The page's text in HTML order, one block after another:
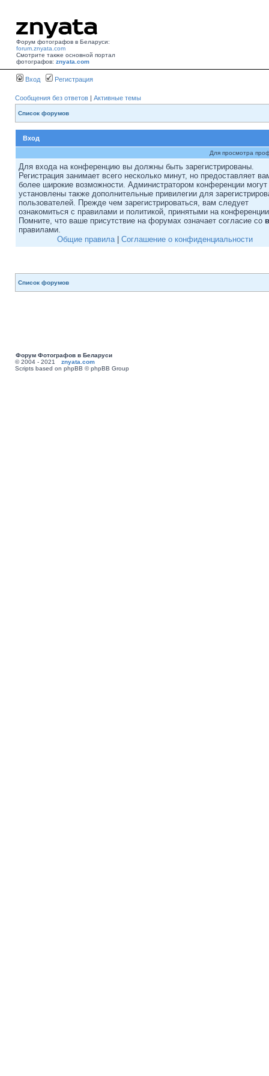
Форум фотографов в Беларуси:
forum.znyata.com
Смотрите также основной портал
фотографов: znyata.com
Вход Регистрация
Сообщения без ответов | Активные темы
Список форумов
Вход
Для просмотра
Для входа на конференцию вы должны быть зарегистрированы.
Регистрация занимает всего несколько минут, но предоставляет
более широкие возможности. Администратором конференции
установлены также дополнительные привилегии для
пользователей. Прежде чем зарегистрироваться, вам следует
ознакомиться с правилами и политикой, принятыми на
Помните, что ваше присутствие на форумах означает согласие со
правилами.
Общие правила| Соглашение о конфиденциальности
Список форумов
Форум Фотографов в Беларуси
© 2004 - 2021 znyata.com
Scripts based on phpBB © phpBB Group